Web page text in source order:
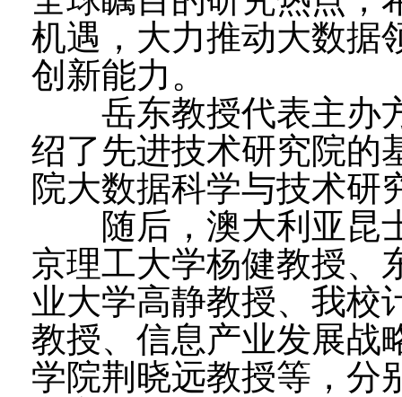
机遇，大力推动大数据
创新能力。
岳东教授代表主办
绍了先进技术研究院的
院大数据科学与技术研
随后，澳大利亚昆
京理工大学杨健教授、
业大学高静教授、我校
教授、信息产业发展战
学院荆晓远教授等，分